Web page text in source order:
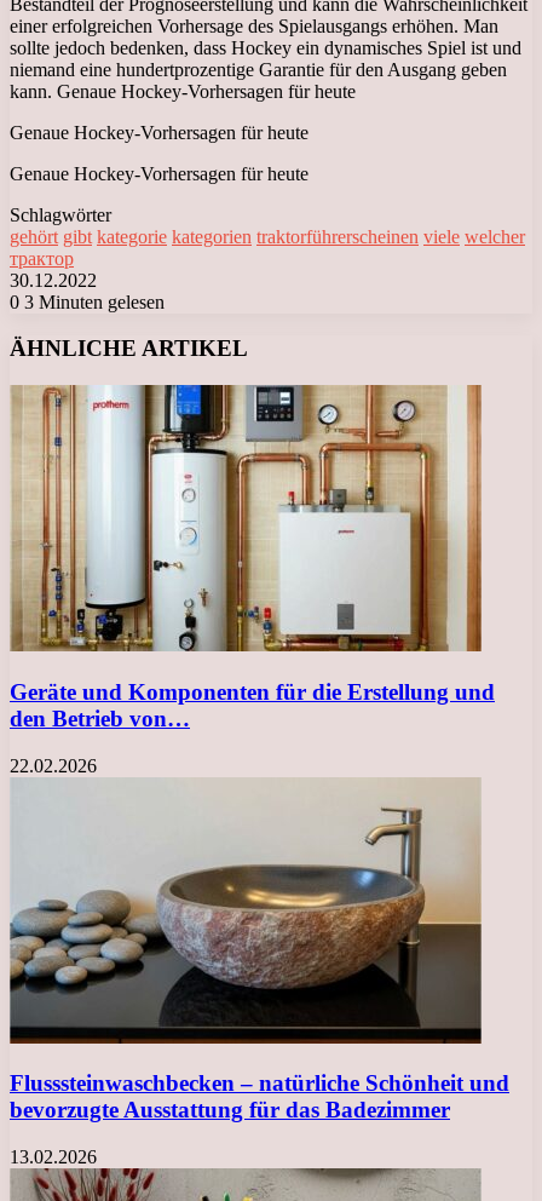
einer erfolgreichen Vorhersage des Spielausgangs erhöhen. Man
sollte jedoch bedenken, dass Hockey ein dynamisches Spiel ist und
niemand eine hundertprozentige Garantie für den Ausgang geben
kann. Genaue Hockey-Vorhersagen für heute
Genaue Hockey-Vorhersagen für heute
Genaue Hockey-Vorhersagen für heute
Schlagwörter
gehört gibt kategorie kategorien traktorführerscheinen viele welcher
трактор
30.12.2022
0 3 Minuten gelesen
ÄHNLICHE ARTIKEL
Geräte und Komponenten für die Erstellung und
den Betrieb von…
22.02.2026
Flusssteinwaschbecken – natürliche Schönheit und
bevorzugte Ausstattung für das Badezimmer
13.02.2026